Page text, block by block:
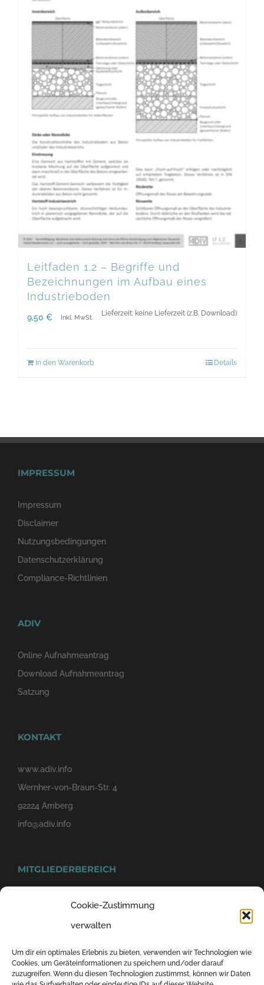
Cookie-Zustimmung
verwalten
Um dir ein optimales Erlebnis zu bieten, verwenden wir Technologien wie
Cookies, um Geräteinformationen zu speichern und/oder darauf
zuzugreifen. Wenn du diesen Technologien zustimmst, können wir Daten
Leitfaden 1.2 – Begriffe und
Bezeichnungen im Aufbau eines
Industrieboden
9,50 € Inkl. MwSt. Lieferzeit: keine Lieferzeit (z.B. Download)
In den Warenkorb Details
IMPRESSUM
Impressum
Disclaimer
Nutzungsbedingungen
Datenschutzerklärung
Compliance-Richtlinien
ADIV
Online Aufnahmeantrag
Download Aufnahmeantrag
Satzung
KONTAKT
www.adiv.info
Wernher-von-Braun-Str. 4
92224 Amberg
info@adiv.info
MITGLIEDERBEREICH